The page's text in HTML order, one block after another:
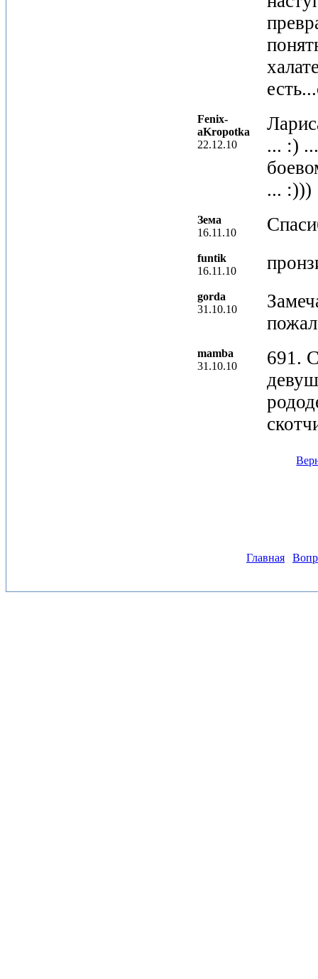
Fenix-
aKropotka
22.12.10
... :)
... :)))
Зема
16.11.10
funtik
16.11.10
gorda
31.10.10
mamba
31.10.10
691.
Главная